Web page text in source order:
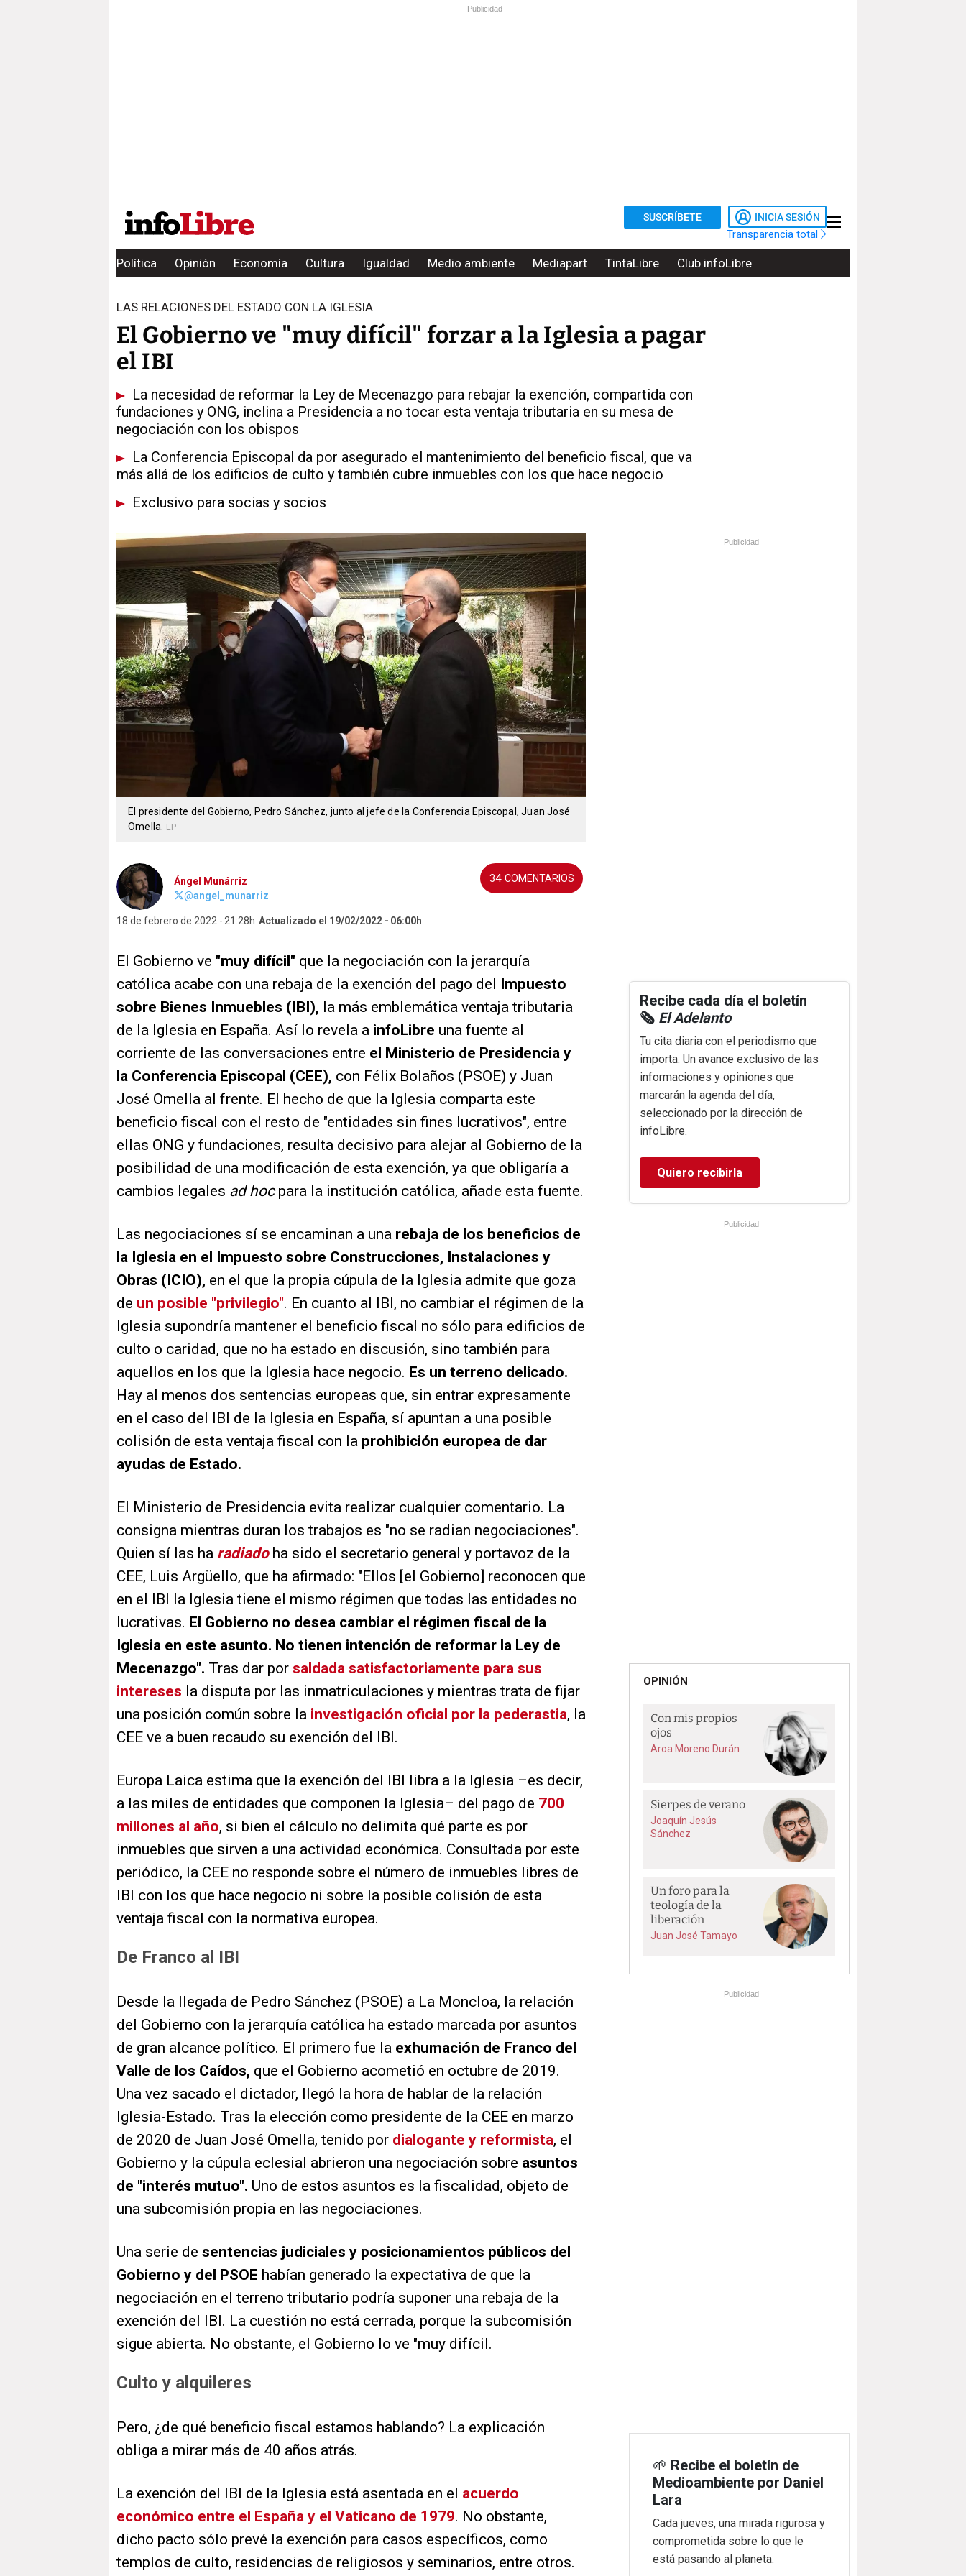
Publicidad
SUSCRÍBETE INICIA SESIÓN
Transparencia total
Política Opinión Economía Cultura Igualdad Medio ambiente Mediapart TintaLibre Club infoLibre
LAS RELACIONES DEL ESTADO CON LA IGLESIA
El Gobierno ve "muy difícil" forzar a la Iglesia a pagar
el IBI
La necesidad de reformar la Ley de Mecenazgo para rebajar la exención, compartida con
fundaciones y ONG, inclina a Presidencia a no tocar esta ventaja tributaria en su mesa de
negociación con los obispos
La Conferencia Episcopal da por asegurado el mantenimiento del beneficio fiscal, que va
más allá de los edificios de culto y también cubre inmuebles con los que hace negocio
Exclusivo para socias y socios
El presidente del Gobierno, Pedro Sánchez, junto al jefe de la Conferencia Episcopal, Juan José
Omella. EP
Ángel Munárriz
@angel_munarriz
18 de febrero de 2022 21:28h Actualizado el 19/02/2022 06:00h
34
El Gobierno ve "muy difícil" que la negociación con la jerarquía
católica acabe con una rebaja de la exención del pago del
Impuesto
sobre Bienes Inmuebles (IBI), la más emblemática ventaja tributaria
de la Iglesia en España. Así lo revela a infoLibre una fuente al
corriente de las conversaciones entre el Ministerio de Presidencia y
la Conferencia Episcopal (CEE), con Félix Bolaños (PSOE) y Juan
José Omella al frente. El hecho de que la Iglesia comparta este
beneficio fiscal con el resto de "entidades sin fines lucrativos", entre
ellas ONG y fundaciones, resulta decisivo para alejar al Gobierno de la
posibilidad de una modificación de esta exención, ya que obligaría a
cambios legales ad hocpara la institución católica, añade esta fuente.
Las negociaciones sí se encaminan a una rebaja de los beneficios de
la Iglesia en el Impuesto sobre Construcciones, Instalaciones y
Obras (ICIO), en el que la propia cúpula de la Iglesia admite que goza
de un posible "privilegio". En cuanto al IBI, no cambiar el régimen de la
Iglesia supondría mantener el beneficio fiscal no sólo para edificios de
culto o caridad, que no ha estado en discusión, sino también para
aquellos en los que la Iglesia hace negocio. Es un terreno delicado.
Hay al menos dos sentencias europeas que, sin entrar expresamente
en el caso del IBI de la Iglesia en España, sí apuntan a una posible
colisión de esta ventaja fiscal con la prohibición europea de dar
ayudas de Estado.
El Ministerio de Presidencia evita realizar cualquier comentario. La
consigna mientras duran los trabajos es "no se radian negociaciones".
Quien sí las ha radiadoha sido el secretario general y portavoz de la
CEE, Luis Argüello, que ha afirmado: "Ellos [el Gobierno] reconocen que
en el IBI la Iglesia tiene el mismo régimen que todas las entidades no
lucrativas. El Gobierno no desea cambiar el régimen fiscal de la
Iglesia en este asunto. No tienen intención de reformar la Ley de
Mecenazgo". Tras dar por saldada satisfactoriamente para sus
intereses la disputa por las inmatriculaciones y mientras trata de fijar
una posición común sobre la investigación oficial por la pederastia, la
CEE ve a buen recaudo su exención del IBI.
Europa Laica estima que la exención del IBI libra a la Iglesia –es decir,
a las miles de entidades que componen la Iglesia– del pago de 700
millones al año, si bien el cálculo no delimita qué parte es por
inmuebles que sirven a una actividad económica. Consultada por este
periódico, la CEE no responde sobre el número de inmuebles libres de
IBI con los que hace negocio ni sobre la posible colisión de esta
ventaja fiscal con la normativa europea.
De Franco al IBI
Desde la llegada de Pedro Sánchez (PSOE) a La Moncloa, la relación
del Gobierno con la jerarquía católica ha estado marcada por asuntos
de gran alcance político. El primero fue la exhumación de Franco del
Valle de los Caídos, que el Gobierno acometió en octubre de 2019.
Una vez sacado el dictador, llegó la hora de hablar de la relación
Iglesia-Estado. Tras la elección como presidente de la CEE en marzo
de 2020 de Juan José Omella, tenido por dialogante y reformista, el
Gobierno y la cúpula eclesial abrieron una negociación sobre asuntos
de "interés mutuo". Uno de estos asuntos es la fiscalidad, objeto de
una subcomisión propia en las negociaciones.
Una serie de sentencias judiciales y posicionamientos públicos del
Gobierno y del PSOE habían generado la expectativa de que la
negociación en el terreno tributario podría suponer una rebaja de la
exención del IBI. La cuestión no está cerrada, porque la subcomisión
sigue abierta. No obstante, el Gobierno lo ve "muy difícil.
Culto y alquileres
Pero, ¿de qué beneficio fiscal estamos hablando? La explicación
obliga a mirar más de 40 años atrás.
La exención del IBI de la Iglesia está asentada en el acuerdo
económico entre el España y el Vaticano de 1979. No obstante,
dicho pacto sólo prevé la exención para casos específicos, como
templos de culto, residencias de religiosos y seminarios, entre otros.
Publicidad
Recibe cada día el boletín
🗞️ El Adelanto
Tu cita diaria con el periodismo que
importa. Un avance exclusivo de las
informaciones y opiniones que
marcarán la agenda del día,
seleccionado por la dirección de
infoLibre.
Quiero recibirla
Publicidad
OPINIÓN
Con mis propios
ojos
Aroa Moreno Durán
Sierpes de verano
Joaquín Jesús
Sánchez
Un foro para la
teología de la
liberación
Juan José Tamayo
Publicidad
🌱 Recibe el boletín de
Medioambiente por Daniel
Lara
Cada jueves, una mirada rigurosa y
comprometida sobre lo que le
está pasando al planeta.